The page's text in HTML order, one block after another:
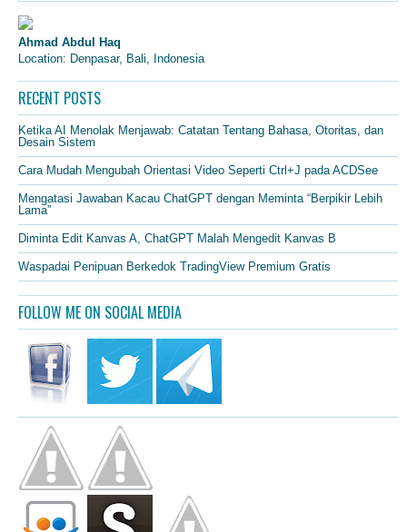
Ahmad Abdul Haq
Location: Denpasar, Bali, Indonesia
RECENT POSTS
Ketika AI Menolak Menjawab: Catatan Tentang Bahasa, Otoritas, dan
Desain Sistem
Cara Mudah Mengubah Orientasi Video Seperti Ctrl+J pada ACDSee
Mengatasi Jawaban Kacau ChatGPT dengan Meminta “Berpikir Lebih
Lama”
Diminta Edit Kanvas A, ChatGPT Malah Mengedit Kanvas B
Waspadai Penipuan Berkedok TradingView Premium Gratis
FOLLOW ME ON SOCIAL MEDIA